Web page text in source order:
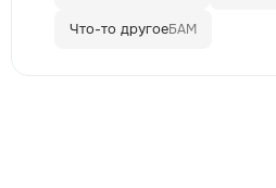
Что-то другоеБАМ